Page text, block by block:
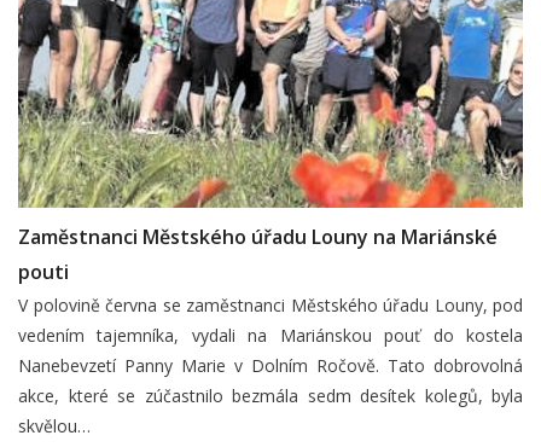
Zaměstnanci Městského úřadu Louny na Mariánské
pouti
V polovině června se zaměstnanci Městského úřadu Louny, pod
vedením tajemníka, vydali na Mariánskou pouť do kostela
Nanebevzetí Panny Marie v Dolním Ročově. Tato dobrovolná
akce, které se zúčastnilo bezmála sedm desítek kolegů, byla
skvělou…